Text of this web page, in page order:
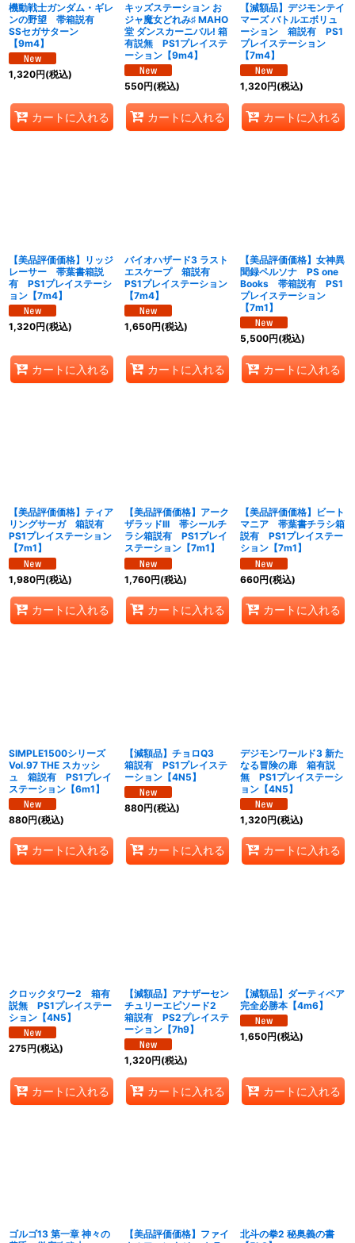
機動戦士ガンダム・ギレ
ンの野望 帯箱説有
SSセガサターン
【9m4】
1,320円(税込)
カートに入れる
キッズステーション お
ジャ魔女どれみ♯ MAHO
堂 ダンスカーニバル! 箱
有説無 PS1プレイステ
ーション【9m4】
550円(税込)
カートに入れる
【減額品】デジモンテイ
マーズ バトルエボリュ
ーション 箱説有 PS1
プレイステーション
【7m4】
1,320円(税込)
カートに入れる
【美品評価価格】リッジ
レーサー 帯葉書箱説
有 PS1プレイステーシ
ョン【7m4】
1,320円(税込)
カートに入れる
バイオハザード3 ラスト
エスケープ 箱説有
PS1プレイステーション
【7m4】
1,650円(税込)
カートに入れる
【美品評価価格】女神異
聞録ペルソナ PS one
Books 帯箱説有 PS1
プレイステーション
【7m1】
5,500円(税込)
カートに入れる
【美品評価価格】ティア
リングサーガ 箱説有
PS1プレイステーション
【7m1】
1,980円(税込)
カートに入れる
【美品評価価格】アーク
ザラッドIII 帯シールチ
ラシ箱説有 PS1プレイ
ステーション【7m1】
1,760円(税込)
カートに入れる
【美品評価価格】ビート
マニア 帯葉書チラシ箱
説有 PS1プレイステー
ション【7m1】
660円(税込)
カートに入れる
SIMPLE1500シリーズ
Vol.97 THE スカッシ
ュ 箱説有 PS1プレイ
ステーション【6m1】
880円(税込)
カートに入れる
【減額品】チョロQ3
箱説有 PS1プレイステ
ーション【4N5】
880円(税込)
カートに入れる
デジモンワールド3 新た
なる冒険の扉 箱有説
無 PS1プレイステーシ
ョン【4N5】
1,320円(税込)
カートに入れる
クロックタワー2 箱有
説無 PS1プレイステー
ション【4N5】
275円(税込)
カートに入れる
【減額品】アナザーセン
チュリーエピソード2
箱説有 PS2プレイステ
ーション【7h9】
1,320円(税込)
カートに入れる
【減額品】ダーティペア
完全必勝本【4m6】
1,650円(税込)
カートに入れる
ゴルゴ13 第一章 神々の
【美品評価価格】ファイ
北斗の拳2 秘奥義の書